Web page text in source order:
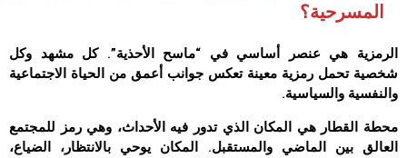
المسرحية؟
الرمزية هي عنصر أساسي في “ماسح الأحذية”. كل مشهد وكل
شخصية تحمل رمزية معينة تعكس جوانب أعمق من الحياة الاجتماعية
والنفسية والسياسية.
محطة القطار هي المكان الذي تدور فيه الأحداث، وهي رمز للمجتمع
العالق بين الماضي والمستقبل. المكان يوحي بالانتظار، الضياع،